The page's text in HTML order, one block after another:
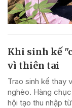
Khi sinh kế
vì thiên tai
Trao sinh kế thay
nghèo. Hàng
hội tạo thu nhập